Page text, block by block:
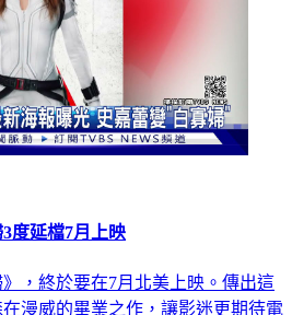
度延檔7月上映
，終於要在7月北美上映。傳出這
漫威的畢業之作，讓影迷更期待電